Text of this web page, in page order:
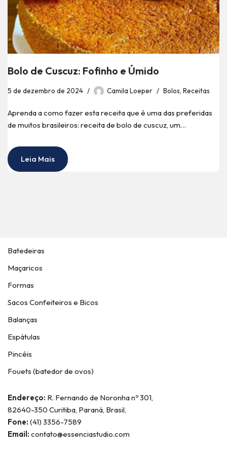
Bolo de Cuscuz: Fofinho e Úmido
5 de dezembro de 2024 Camila Loeper Bolos, Receitas
Aprenda a como fazer esta receita que é uma das preferidas
de muitos brasileiros: receita de bolo de cuscuz, um…
Leia Mais
Batedeiras
Maçaricos
Formas
Sacos Confeiteiros e Bicos
Balanças
Espátulas
Pincéis
Fouets (batedor de ovos)
Endereço: R. Fernando de Noronha nº 301,
82640-350 Curitiba, Paraná, Brasil,
Fone: (41) 3356-7589
Email: contato@essenciastudio.com